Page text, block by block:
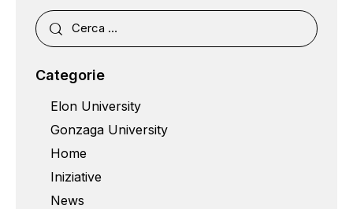
Categorie
Elon University
Gonzaga University
Home
Iniziative
News